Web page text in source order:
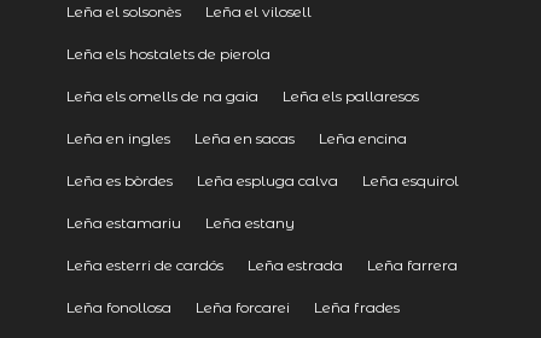
Leña el solsonès Leña el vilosell
Leña els hostalets de pierola
Leña els omells de na gaia Leña els pallaresos
Leña en ingles Leña en sacas Leña encina
Leña es bòrdes Leña espluga calva Leña esquirol
Leña estamariu Leña estany
Leña esterri de cardós Leña estrada Leña farrera
Leña fonollosa Leña forcarei Leña frades